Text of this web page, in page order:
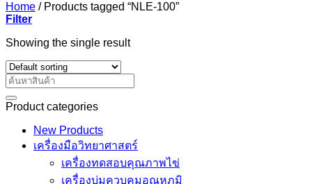
Home /Products tagged “NLE-100”
Filter
Showing the single result
Search
for:
Product categories
New Products
เครื่องมือวิทยาศาสตร์
เครื่องทดสอบคุณภาพไข่
เครื่องบ่มควบคุมอุณหภูมิ